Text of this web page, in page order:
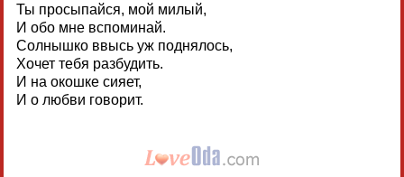
Ты просыпайся, мой милый,
И обо мне вспоминай.
Солнышко ввысь уж поднялось,
Хочет тебя разбудить.
И на окошке сияет,
И о любви говорит.